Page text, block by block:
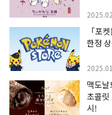
「포
한정
맥도
초콜
시!